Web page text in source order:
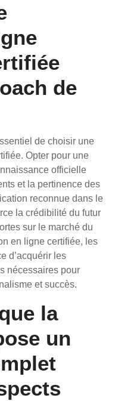
de
de choisir une
Opter pour une
officielle
et la pertinence des
reconnue dans le
la crédibilité du futur
sur le marché du
en ligne certifiée, les
d’acquérir les
nécessaires pour
et succès.
la
un